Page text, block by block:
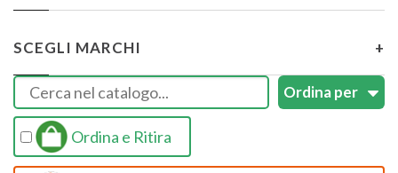
SCEGLI MARCHI +
Ordina e Ritira